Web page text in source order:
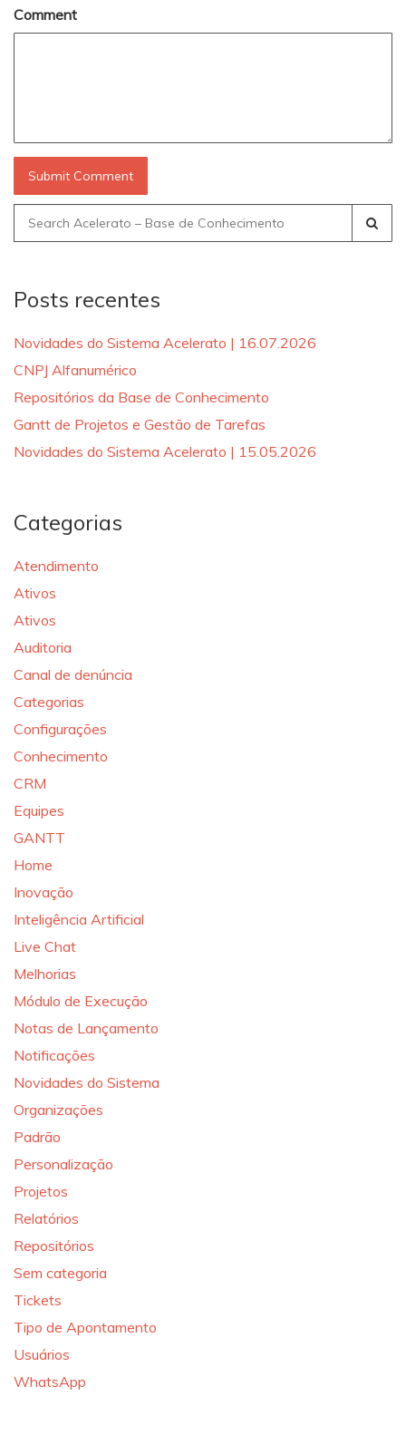
Comment
Search
for:
Posts recentes
Novidades do Sistema Acelerato | 16.07.2026
CNPJ Alfanumérico
Repositórios da Base de Conhecimento
Gantt de Projetos e Gestão de Tarefas
Novidades do Sistema Acelerato | 15.05.2026
Categorias
Atendimento
Ativos
Ativos
Auditoria
Canal de denúncia
Categorias
Configurações
Conhecimento
CRM
Equipes
GANTT
Home
Inovação
Inteligência Artificial
Live Chat
Melhorias
Módulo de Execução
Notas de Lançamento
Notificações
Novidades do Sistema
Organizações
Padrão
Personalização
Projetos
Relatórios
Repositórios
Sem categoria
Tickets
Tipo de Apontamento
Usuários
WhatsApp